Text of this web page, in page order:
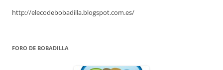
http://elecodebobadilla.blogspot.com.es/
FORO DE BOBADILLA